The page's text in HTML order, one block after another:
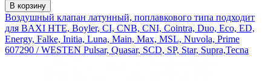
В корзину
Воздушный клапан латунный, поплавкового типа подходит
для BAXI HTE, Boyler, CI, CNB, CNI, Cointra, Duo, Eco, ED,
Energy, Falke, Initia, Luna, Main, Max, MSL, Nuvola, Prime
607290 / WESTEN Pulsar, Quasar, SCD, SP, Star, Supra,Tecna